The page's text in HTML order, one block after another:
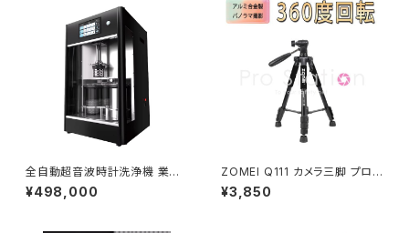
全自動超音波時計洗浄機 業務
用PROモデル 4槽洗浄＋熱風
乾燥 時計ムーブメント ジュエリ
¥498,000
ZOMEI Q111 カメラ三脚 プロ
360度回転 アルミ合金 一眼 12
1cm 一脚 90度回転可能なセン
¥3,850